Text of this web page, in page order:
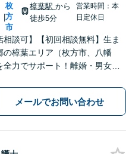
|
枚
方
市
樟葉駅から
徒歩5分
営業時間：本
日定休日
相談可】【初回相談無料】生ま
の樟葉エリア（枚方市、八幡
全力でサポート！離婚・男女問
故などに注力。どんな小さなお
お気軽にご相談ください【夜
日面談】【完全個室】【樟葉駅5
メールでお問い合わせ